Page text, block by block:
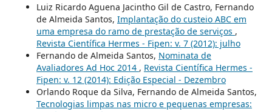
Luiz Ricardo Aguena Jacintho Gil de Castro, Fernando
de Almeida Santos, Implantação do custeio ABC em
uma empresa do ramo de prestação de serviços ,
Revista Científica Hermes - Fipen: v. 7 (2012): julho
Fernando de Almeida Santos, Nominata de
Avaliadores Ad Hoc 2014 , Revista Científica Hermes -
Fipen: v. 12 (2014): Edição Especial - Dezembro
Orlando Roque da Silva, Fernando de Almeida Santos,
Tecnologias limpas nas micro e pequenas empresas: